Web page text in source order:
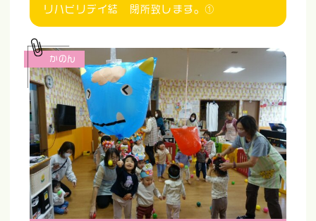
リハビリデイ結 閉所致します。①
かのん